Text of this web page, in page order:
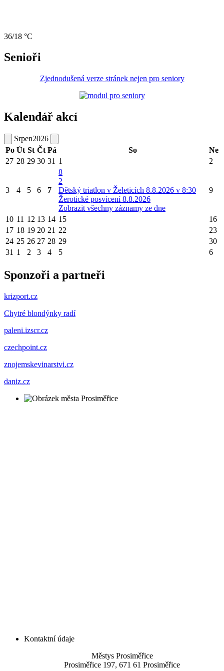
36/18 °C
Senioři
Zjednodušená verze stránek nejen pro seniory
Kalendář akcí
Srpen2026
Po Út St Čt Pá So
Ne
27 28 29 30 31 1 2
3 4 5 6 7
8
2
Dětský triatlon v Želeticích 8.8.2026 v 8:30
Žerotické posvícení 8.8.2026
Zobrazit všechny záznamy ze dne
9
10 11 12 13 14 15
16
17 18 19 20 21 22
23
24 25 26 27 28 29
30
31 1 2 3 4 5 6
Sponzoři a partneři
krizport.cz
Chytré blondýnky radí
paleni.izscr.cz
czechpoint.cz
znojemskevinarstvi.cz
daniz.cz
Kontaktní údaje
Městys Prosiměřice
Prosiměřice 197, 671 61 Prosiměřice